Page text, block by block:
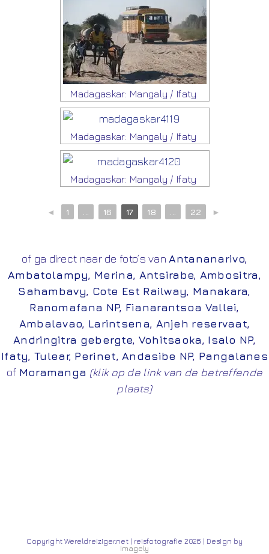
Madagaskar: Mangaly / Ifaty
Madagaskar: Mangaly / Ifaty
Madagaskar: Mangaly / Ifaty
◄ 1 16 17 18 22 ►
of ga direct naar de foto’s van Antananarivo,
Ambatolampy, Merina, Antsirabe, Ambositra,
Sahambavy, Cote Est Railway, Manakara,
Ranomafana NP, Fianarantsoa Vallei,
Ambalavao, Larintsena, Anjeh reservaat,
Andringitra gebergte, Vohitsaoka, Isalo NP,
Ifaty,Tulear, Perinet, Andasibe NP, Pangalanes
of Moramanga (klik op de link van de betreffende
plaats)
Copyright Wereldreiziger.net | reisfotografie 2026 | Design by
Imagely